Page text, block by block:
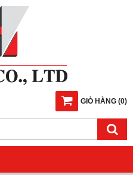
GIỎ HÀNG (0)